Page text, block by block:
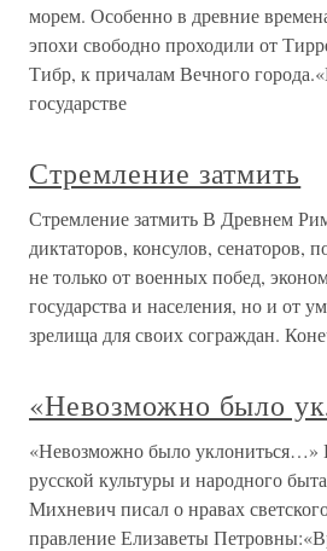
морем. Особенно в древние
эпохи свободно проходили от
Тибр, к причалам Вечного
государстве
Стремление затмить
Стремление затмить В Древнем
диктаторов, консулов, сенаторов,
не только от военных побед,
государства и населения, но и от
зрелища для своих сограждан.
«Невозможно было
«Невозможно было уклониться…»
русской культуры и народного
Михневич писал о нравах
правление Елизаветы